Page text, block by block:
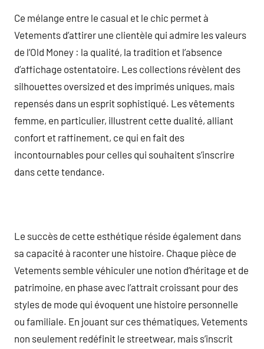
Ce mélange entre le casual et le chic permet à
Vetements d’attirer une clientèle qui admire les valeurs
de l’Old Money : la qualité, la tradition et l’absence
d’affichage ostentatoire. Les collections révèlent des
silhouettes oversized et des imprimés uniques, mais
repensés dans un esprit sophistiqué. Les vêtements
femme, en particulier, illustrent cette dualité, alliant
confort et raffinement, ce qui en fait des
incontournables pour celles qui souhaitent s’inscrire
dans cette tendance.
Le succès de cette esthétique réside également dans
sa capacité à raconter une histoire. Chaque pièce de
Vetements semble véhiculer une notion d’héritage et de
patrimoine, en phase avec l’attrait croissant pour des
styles de mode qui évoquent une histoire personnelle
ou familiale. En jouant sur ces thématiques, Vetements
non seulement redéfinit le streetwear, mais s’inscrit